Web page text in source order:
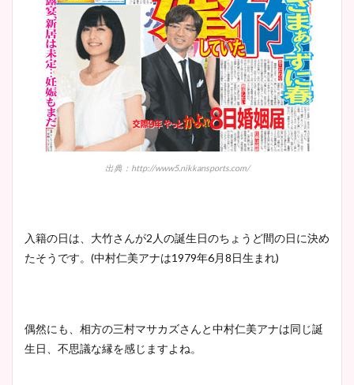
出典：http://www5.nikkansports.com/
入籍の日は、大竹さんが2人の誕生日のちょうど間の日に決め
たそうです。(中村仁美アナは1979年6月8日生まれ)
偶然にも、相方の三村マサカズさんと中村仁美アナは同じ誕
生日、不思議な縁を感じますよね。